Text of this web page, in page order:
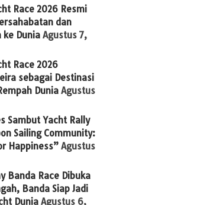
Race 2026 Resmi
dan
ke Dunia Agustus 7,
Race 2026
sebagai Destinasi
Dunia Agustus
Sambut Yacht Rally
Sailing Community:
Happiness” Agustus
Banda Race Dibuka
Banda Siap Jadi
Dunia Agustus 6,